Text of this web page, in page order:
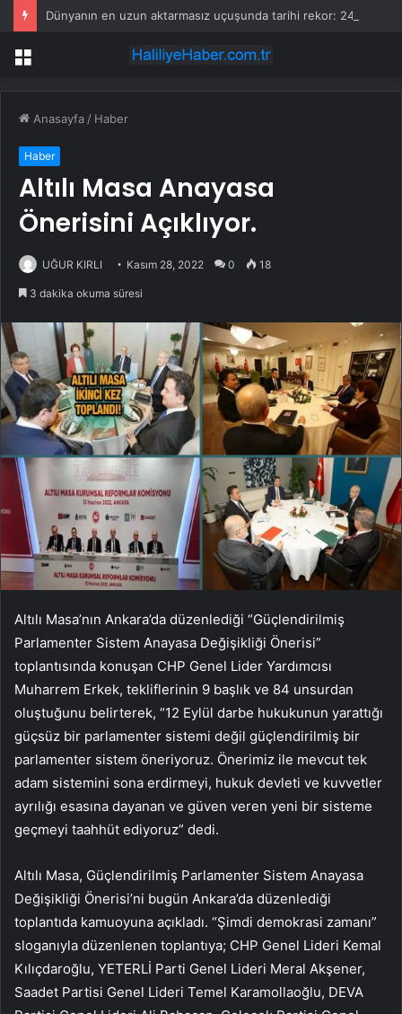
Menü
Anasayfa / Haber
Haber
Altılı Masa Anayasa
Önerisini Açıklıyor.
UĞUR KIRLI Kasım 28, 2022 0 18
3 dakika okuma süresi
Altılı Masa’nın Ankara’da düzenlediği “Güçlendirilmiş
Parlamenter Sistem Anayasa Değişikliği Önerisi”
toplantısında konuşan CHP Genel Lider Yardımcısı
Muharrem Erkek, tekliflerinin 9 başlık ve 84 unsurdan
oluştuğunu belirterek, “12 Eylül darbe hukukunun yarattığı
güçsüz bir parlamenter sistemi değil güçlendirilmiş bir
parlamenter sistem öneriyoruz. Önerimiz ile mevcut tek
adam sistemini sona erdirmeyi, hukuk devleti ve kuvvetler
ayrılığı esasına dayanan ve güven veren yeni bir sisteme
geçmeyi taahhüt ediyoruz” dedi.
Altılı Masa, Güçlendirilmiş Parlamenter Sistem Anayasa
Değişikliği Önerisi’ni bugün Ankara’da düzenlediği
toplantıda kamuoyuna açıkladı. “Şimdi demokrasi zamanı”
sloganıyla düzenlenen toplantıya; CHP Genel Lideri Kemal
Kılıçdaroğlu, YETERLİ Parti Genel Lideri Meral Akşener,
Saadet Partisi Genel Lideri Temel Karamollaoğlu, DEVA